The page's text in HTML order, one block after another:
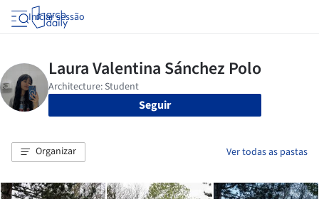
Iniciar sessão
Seguir
Organizar Ver todas as pastas